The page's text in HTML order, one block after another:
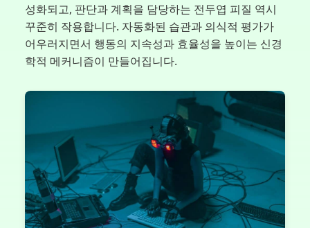
성화되고, 판단과 계획을 담당하는 전두엽 피질 역시
꾸준히 작용합니다. 자동화된 습관과 의식적 평가가
어우러지면서 행동의 지속성과 효율성을 높이는 신경
학적 메커니즘이 만들어집니다.